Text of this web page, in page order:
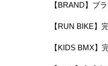
【BRAND】ブ
【RUN BIKE】
【KIDS BMX】